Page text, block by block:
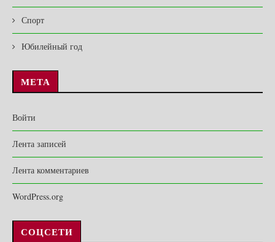
Спорт
Юбилейный год
МЕТА
Войти
Лента записей
Лента комментариев
WordPress.org
СОЦСЕТИ